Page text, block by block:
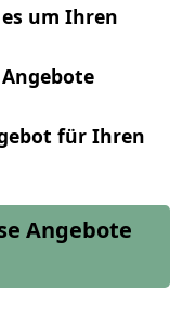
um Ihren
für Ihren
Angebote